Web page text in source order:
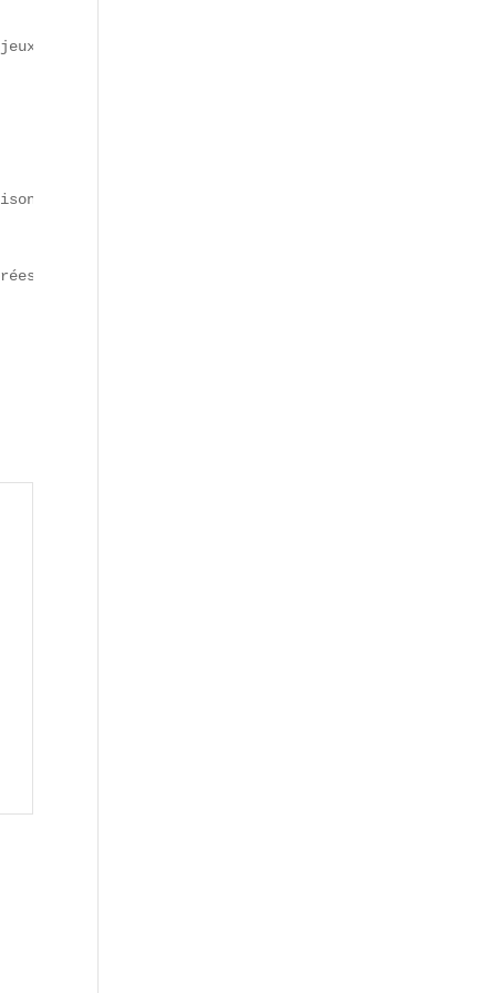
santé et environnement.
(source interne 2024).